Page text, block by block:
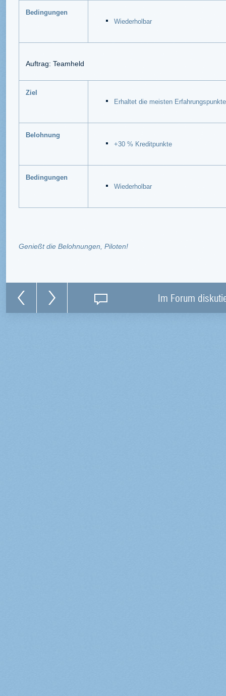
Bedingungen
Wiederholbar
Auftrag: Teamheld
Ziel
Erhaltet die meisten
Belohnung
+30 % Kreditpunkte
Bedingungen
Wiederholbar
Genießt die Belohnungen, Piloten!
Im Forum